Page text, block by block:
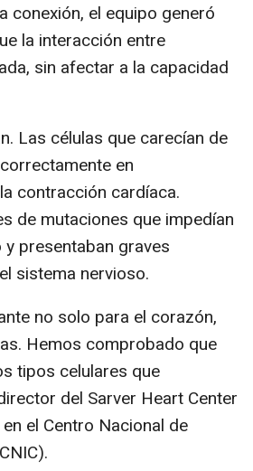
conexión, el equipo generó
la interacción entre
sin afectar a la capacidad
Las células que carecían de
en
contracción cardíaca.
de mutaciones que impedían
presentaban graves
sistema nervioso.
no solo para el corazón,
Hemos comprobado que
tipos celulares que
del Sarver Heart Center
el Centro Nacional de